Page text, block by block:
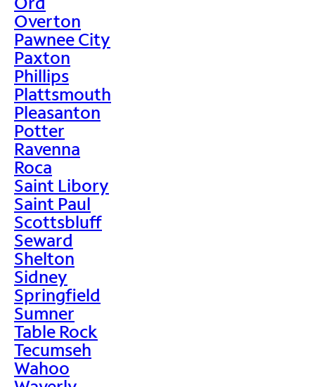
Overton
Pawnee City
Paxton
Phillips
Plattsmouth
Pleasanton
Potter
Ravenna
Roca
Saint Libory
Saint Paul
Scottsbluff
Seward
Shelton
Sidney
Springfield
Sumner
Table Rock
Tecumseh
Wahoo